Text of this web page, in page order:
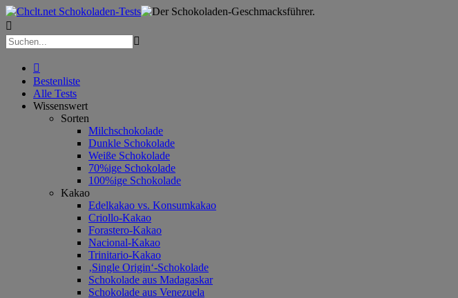



Bestenliste
Alle Tests
Wissenswert
Sorten
Milchschokolade
Dunkle Schokolade
Weiße Schokolade
70%ige Schokolade
100%ige Schokolade
Kakao
Edelkakao vs. Konsumkakao
Criollo-Kakao
Forastero-Kakao
Nacional-Kakao
Trinitario-Kakao
‚Single Origin‘-Schokolade
Schokolade aus Madagaskar
Schokolade aus Venezuela